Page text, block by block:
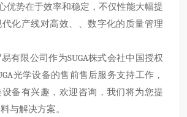
优势在于效率和稳定，不仅性能大幅提
化产线对高效、、数字化的质量管理
有限公司作为SUGA株式会社中国授权
光学设备的售前售后服务支持工作，
备有兴趣，欢迎咨询，我们将为您提
与解决方案。